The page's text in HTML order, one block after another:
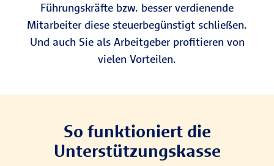
Führungskräfte bzw. besser verdienende
Mitarbeiter diese steuerbegünstigt schließen.
Und auch Sie als Arbeitgeber profitieren von
vielen Vorteilen.
So funktioniert die
Unterstützungskasse